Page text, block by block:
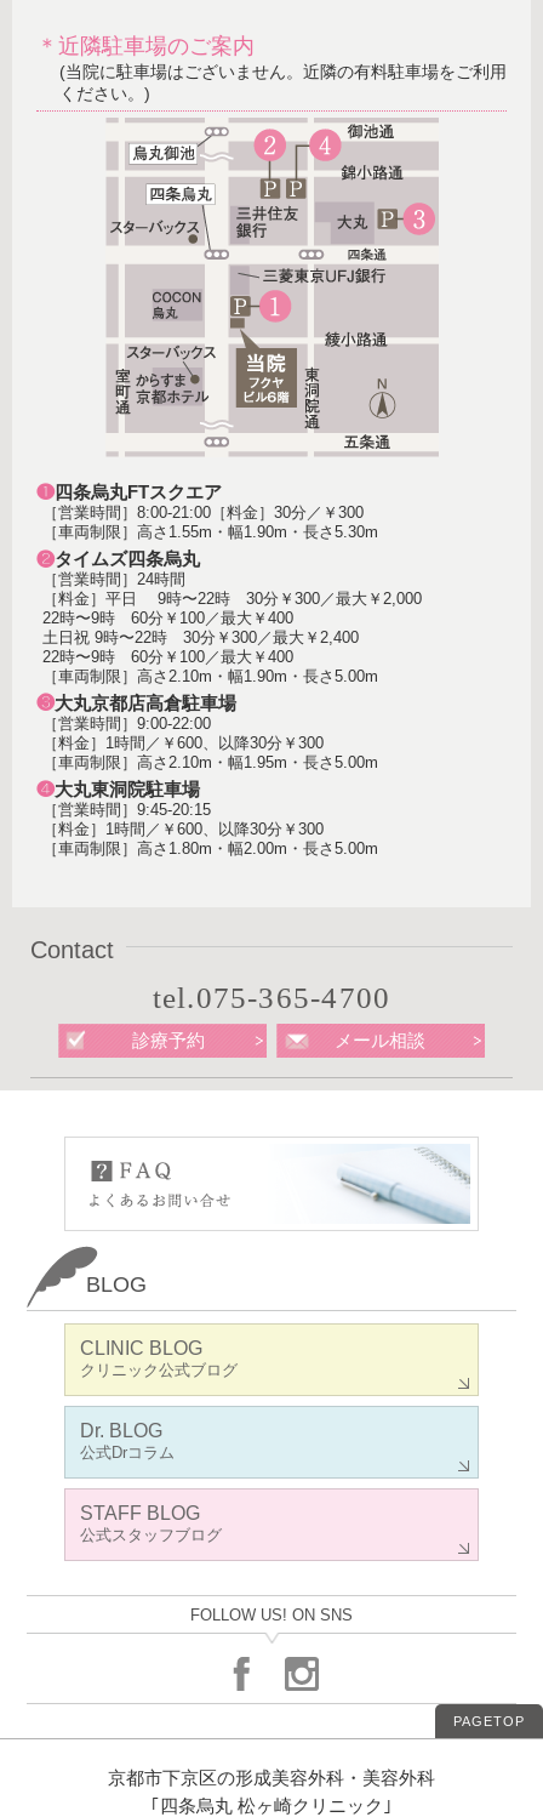
＊近隣駐車場のご案内
(当院に駐車場はございません。近隣の有料駐車場をご利用
ください。)
❶四条烏丸FTスクエア
［営業時間］8:00-21:00［料金］30分／￥300
［車両制限］高さ1.55m・幅1.90m・長さ5.30m
❷タイムズ四条烏丸
［営業時間］24時間
［料金］平日 9時〜22時 30分￥300／最大￥2,000
22時〜9時 60分￥100／最大￥400
土日祝 9時〜22時 30分￥300／最大￥2,400
22時〜9時 60分￥100／最大￥400
［車両制限］高さ2.10m・幅1.90m・長さ5.00m
❸大丸京都店高倉駐車場
［営業時間］9:00-22:00
［料金］1時間／￥600、以降30分￥300
［車両制限］高さ2.10m・幅1.95m・長さ5.00m
❹大丸東洞院駐車場
［営業時間］9:45-20:15
［料金］1時間／￥600、以降30分￥300
［車両制限］高さ1.80m・幅2.00m・長さ5.00m
Contact
tel.075-365-4700
診療予約 メール相談
BLOG
CLINIC BLOG
クリニック公式ブログ
Dr. BLOG
公式Drコラム
STAFF BLOG
公式スタッフブログ
FOLLOW US! ON SNS
PAGETOP
京都市下京区の形成美容外科・美容外科
｢四条烏丸 松ヶ崎クリニック｣